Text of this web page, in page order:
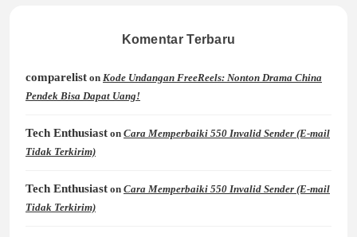
Komentar Terbaru
comparelist on Kode Undangan FreeReels: Nonton Drama China
Pendek Bisa Dapat Uang!
Tech Enthusiast on Cara Memperbaiki 550 Invalid Sender (E-mail
Tidak Terkirim)
Tech Enthusiast on Cara Memperbaiki 550 Invalid Sender (E-mail
Tidak Terkirim)